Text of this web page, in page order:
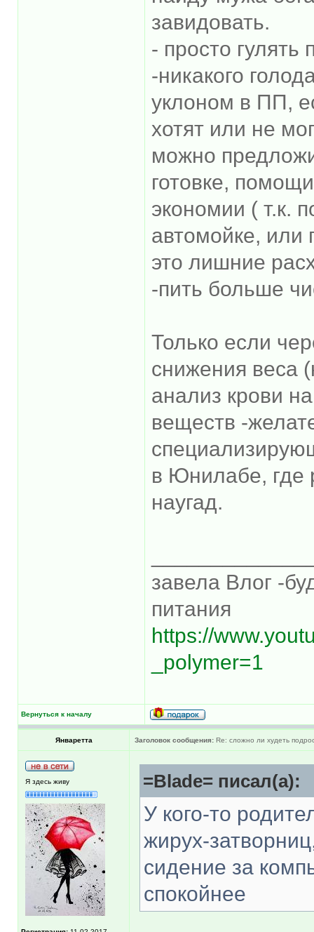
завидовать.
- просто
-никакого
уклоном в ПП,
хотят или не
можно
готовке,
экономии ( т.к.
автомойке, или
это лишние
-пить больше
Только если
снижения веса
анализ крови
веществ -
в Юнилабе, где
наугад.
завела Влог -
питания
https://
_polymer=1
Вернуться к началу
Январетта Заголовок сообщения: Re: сложно ли худеть
Я здесь живу =Blade= писал(а):
У кого-то
жирух-
сидение за
спокойнее